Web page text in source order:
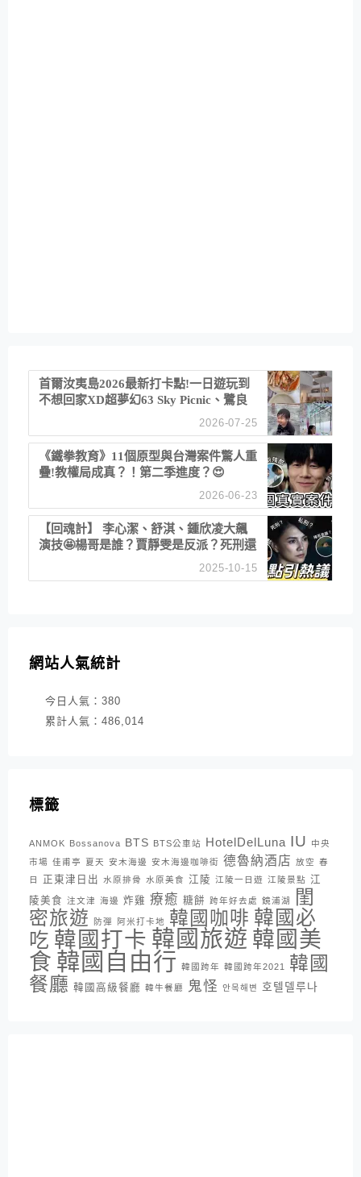
首爾汝夷島2026最新打卡點!一日遊玩到
不想回家XD超夢幻63 Sky Picnic、鷺良
津帝王蟹大餐、《淚之女王》拍攝地、漢
江公園免費玩水
2026-07-25
《鐵拳教育》11個原型與台灣案件驚人重
疊!教權局成真？！第二季進度？😍
2026-06-23
【回魂計】 李心潔、舒淇、鍾欣凌大飆
演技🤩楊哥是誰？賈靜雯是反派？死刑還
2025-10-15
網站人氣統計
今日人氣： 380
累計人氣： 486,014
標籤
ANMOK Bossanova BTS BTS公車站 HotelDelLuna IU
中央
市場 佳甫亭 夏天 安木海邊 安木海邊咖啡街 德魯納酒店 放空 春
日
正東津日出 水原排骨 水原美食 江陵 江陵一日遊 江陵景點 江
陵美食 注文津 海邊 炸雞 療癒 糖餅 跨年好去處 鏡浦湖
閨
密旅遊
防彈 阿米打卡地 韓國咖啡 韓國必
吃 韓國打卡 韓國旅遊 韓國美
食 韓國自由行 韓國跨年 韓國跨年2021
韓國
餐廳 韓國高級餐廳 韓牛餐廳 鬼怪 안목해변 호텔델루나